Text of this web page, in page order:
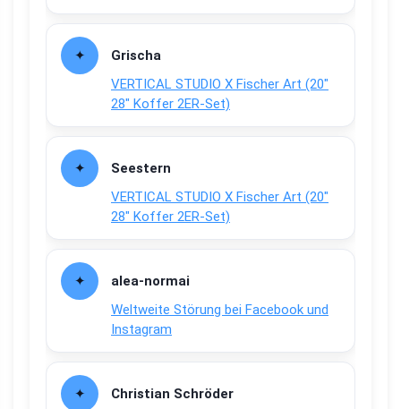
Grischa
VERTICAL STUDIO X Fischer Art (20″
28″ Koffer 2ER-Set)
Seestern
VERTICAL STUDIO X Fischer Art (20″
28″ Koffer 2ER-Set)
alea-normai
Weltweite Störung bei Facebook und
Instagram
Christian Schröder